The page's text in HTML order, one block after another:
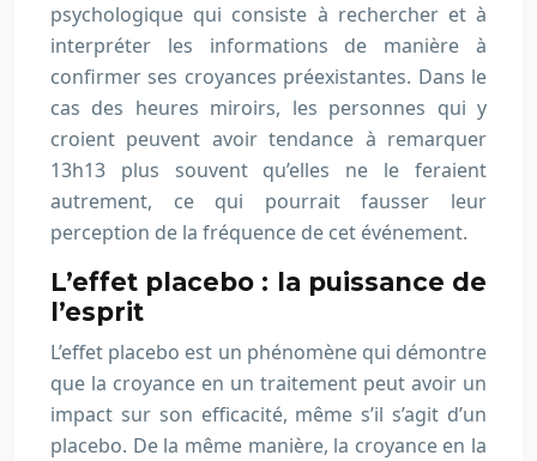
psychologique qui consiste à rechercher et à
interpréter les informations de manière à
confirmer ses croyances préexistantes. Dans le
cas des heures miroirs, les personnes qui y
croient peuvent avoir tendance à remarquer
13h13 plus souvent qu’elles ne le feraient
autrement, ce qui pourrait fausser leur
perception de la fréquence de cet événement.
L’effet placebo : la puissance de
l’esprit
L’effet placebo est un phénomène qui démontre
que la croyance en un traitement peut avoir un
impact sur son efficacité, même s’il s’agit d’un
placebo. De la même manière, la croyance en la